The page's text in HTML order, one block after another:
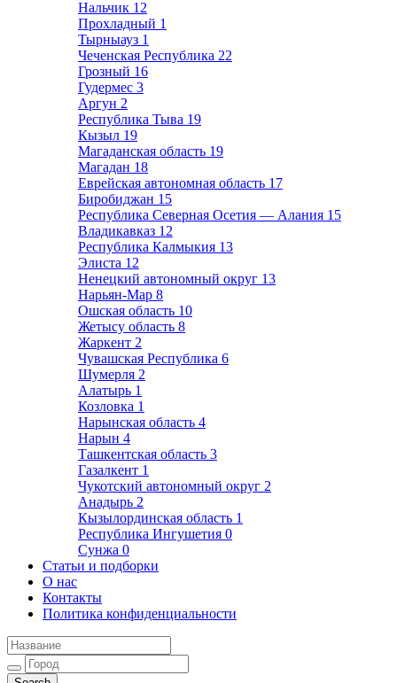
Нальчик 12
Прохладный 1
Тырныауз 1
Чеченская Республика 22
Грозный 16
Гудермес 3
Аргун 2
Республика Тыва 19
Кызыл 19
Магаданская область 19
Магадан 18
Еврейская автономная область 17
Биробиджан 15
Республика Северная Осетия — Алания 15
Владикавказ 12
Республика Калмыкия 13
Элиста 12
Ненецкий автономный округ 13
Нарьян-Мар 8
Ошская область 10
Жетысу область 8
Жаркент 2
Чувашская Республика 6
Шумерля 2
Алатырь 1
Козловка 1
Нарынская область 4
Нарын 4
Ташкентская область 3
Газалкент 1
Чукотский автономный округ 2
Анадырь 2
Кызылординская область 1
Республика Ингушетия 0
Сунжа 0
Статьи и подборки
О нас
Контакты
Политика конфиденциальности